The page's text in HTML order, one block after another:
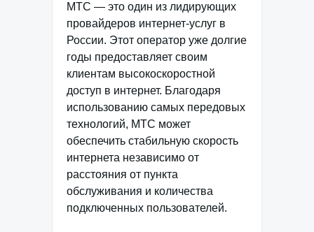
МТС — это один из лидирующих
провайдеров интернет-услуг в
России. Этот оператор уже долгие
годы предоставляет своим
клиентам высокоскоростной
доступ в интернет. Благодаря
использованию самых передовых
технологий, МТС может
обеспечить стабильную скорость
интернета независимо от
расстояния от пункта
обслуживания и количества
подключенных пользователей.